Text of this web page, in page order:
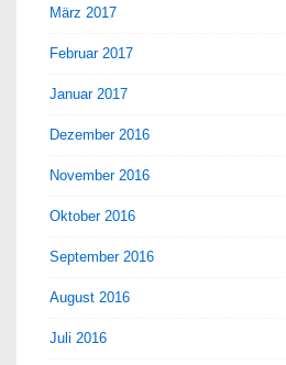
März 2017
Februar 2017
Januar 2017
Dezember 2016
November 2016
Oktober 2016
September 2016
August 2016
Juli 2016